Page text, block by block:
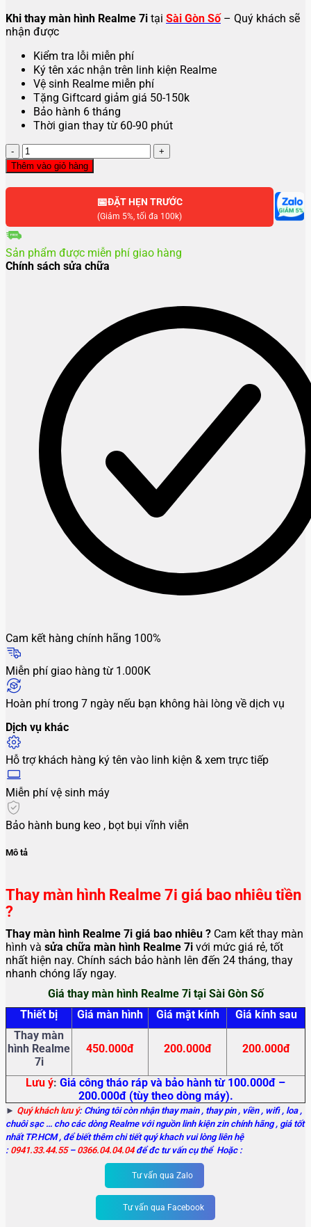
Khi thay màn hình Realme 7i tại Sài Gòn Số– Quý khách sẽ
nhận được
Kiểm tra lỗi miễn phí
Ký tên xác nhận trên linh kiện Realme
Vệ sinh Realme miễn phí
Tặng Giftcard giảm giá 50-150k
Bảo hành 6 tháng
Thời gian thay từ 60-90 phút
Thay
màn
hình
Realme
lượng
Thêm vào giỏ hàng
📅ĐẶT HẸN TRƯỚC
(Giảm 5%, tối đa 100k)
Sản phẩm được miễn phí giao hàng
Chính sách sửa chữa
Cam kết hàng chính hãng 100%
Miễn phí giao hàng từ 1.000K
Hoàn phí trong 7 ngày nếu bạn không hài lòng về dịch vụ
Dịch vụ khác
Hỗ trợ khách hàng ký tên vào linh kiện & xem trực tiếp
Miễn phí vệ sinh máy
Bảo hành bung keo , bọt bụi vĩnh viễn
Mô tả
Thay màn hình Realme 7i giá bao nhiêu tiền
?
Thay màn hình Realme 7i giá bao nhiêu ? Cam kết thay màn
hình và sửa chữa màn hình Realme 7i với mức giá rẻ, tốt
nhất hiện nay. Chính sách bảo hành lên đến 24 tháng, thay
nhanh chóng lấy ngay.
Giá thay màn hình Realme 7i tại Sài Gòn Số
Thiết bị
Giá màn hình Giá mặt kính
Giá kính sau
Thay màn
hình Realme
7i
450.000đ 200.000đ 200.000đ
Lưu ý: Giá công tháo ráp và bảo hành từ 100.000đ –
200.000đ (tùy theo dòng máy).
► Quý khách lưu ý: Chúng tôi còn nhận thay main, thay pin , viền , wifi , loa ,
chuôi sạc … cho các dòng Realme với nguồn linh kiện zin chính hãng , giá tốt
nhất TP.HCM , để biết thêm chi tiết quý khach vui lòng liên hệ
: 0941.33.44.55– 0366.04.04.04để đc tư vấn cụ thể Hoặc :
Tư vấn qua Zalo
Tư vấn qua Facebook